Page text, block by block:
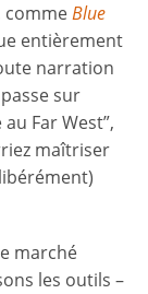
commeBlue
entièrement
narration
sur
Far West”,
maîtriser
marché
les outils –